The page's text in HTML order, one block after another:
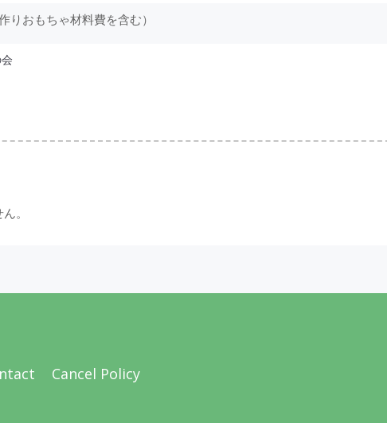
りおもちゃ材料費を含む）
。
Cancel Policy